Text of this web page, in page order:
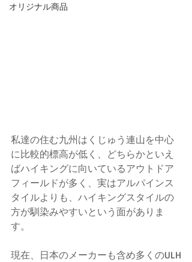
オリジナル商品
私達の住む九州はくじゅう連山を中心
に比較的標高が低く、どちらかといえ
ばハイキングに向いているアウトドア
フィールドが多く、実はアルパインス
タイルよりも、ハイキングスタイルの
方が馴染みやすいという面がありま
す。
現在、日本のメーカーも含め多くのULH